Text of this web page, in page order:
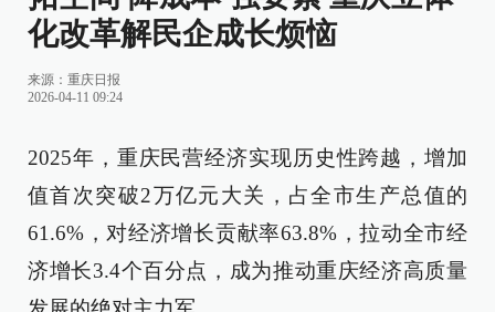
化改革解民企成长烦恼
来源： 重庆日报
2026-04-11 09:24
2025年，重庆民营经济实现历史性跨越，增加
值首次突破2万亿元大关，占全市生产总值的
61.6%，对经济增长贡献率63.8%，拉动全市经
济增长3.4个百分点，成为推动重庆经济高质量